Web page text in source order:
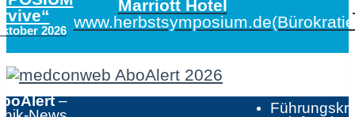
2026
Marriott Hotel
www.herbstsymposium.de
–